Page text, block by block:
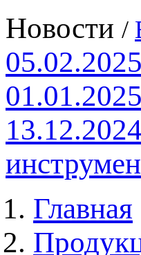
Новости /
05.02.2025
01.01.2025
13.12.2024
Главная